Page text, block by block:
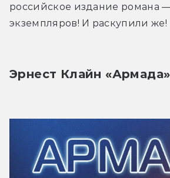
российское издание романа
экземпляров! И раскупили же!
Эрнест Клайн «Армада»